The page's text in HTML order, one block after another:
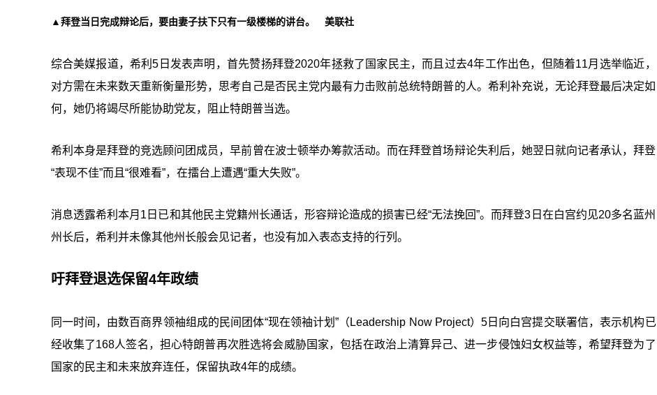
▲拜登当日完成辩论后，要由妻子扶下只有一级楼梯的讲台。 美联社
综合美媒报道，希利5日发表声明，首先赞扬拜登2020年拯救了国家民主，而且过去4年工作出色，但随着11月选举临近，
对方需在未来数天重新衡量形势，思考自己是否民主党内最有力击败前总统特朗普的人。希利补充说，无论拜登最后决定如
何，她仍将竭尽所能协助党友，阻止特朗普当选。
希利本身是拜登的竞选顾问团成员，早前曾在波士顿举办筹款活动。而在拜登首场辩论失利后，她翌日就向记者承认，拜登
“表现不佳”而且“很难看”，在擂台上遭遇“重大失败”。
消息透露希利本月1日已和其他民主党籍州长通话，形容辩论造成的损害已经“无法挽回”。而拜登3日在白宫约见20多名蓝州
州长后，希利并未像其他州长般会见记者，也没有加入表态支持的行列。
吁拜登退选保留4年政绩
同一时间，由数百商界领袖组成的民间团体“现在领袖计划”（Leadership Now Project）5日向白宫提交联署信，表示机构已
经收集了168人签名，担心特朗普再次胜选将会威胁国家，包括在政治上清算异己、进一步侵蚀妇女权益等，希望拜登为了
国家的民主和未来放弃连任，保留执政4年的成绩。